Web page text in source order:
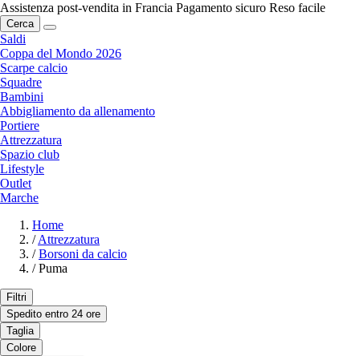
Assistenza post-vendita in Francia Pagamento sicuro Reso facile
Cerca
Saldi
Coppa del Mondo 2026
Scarpe calcio
Squadre
Bambini
Abbigliamento da allenamento
Portiere
Attrezzatura
Spazio club
Lifestyle
Outlet
Marche
Home
/Attrezzatura
/ Borsoni da calcio
/ Puma
Filtri
Spedito entro 24 ore
Taglia
Colore